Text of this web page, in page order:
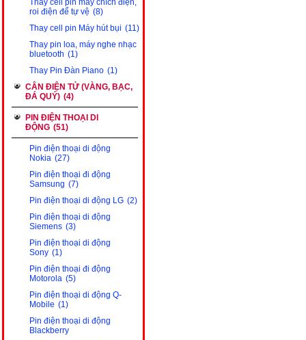
Thay cell pin máy chích điện,
roi điện để tự vệ (8)
Thay cell pin Máy hút bụi (11)
Thay pin loa, máy nghe nhạc
bluetooth (1)
Thay Pin Đàn Piano (1)
CÂN ĐIỆN TỬ (VÀNG, BẠC,
ĐÁ QUÝ) (4)
PIN ĐIỆN THOẠI DI
ĐỘNG (51)
Pin điện thoại di động
Nokia (27)
Pin điện thoại đi động
Samsung (7)
Pin điện thoại di động LG (2)
Pin điện thoại di động
Siemens (3)
Pin điện thoại di động
Sony (1)
Pin điện thoại đi động
Motorola (5)
Pin điện thoại di động Q-
Mobile (1)
Pin điện thoại di động
Blackberry